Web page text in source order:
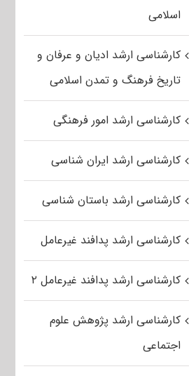
اسلامی
کارشناسی ارشد ادیان و عرفان و
تاریخ فرهنگ و تمدن اسلامی
کارشناسی ارشد امور فرهنگی
کارشناسی ارشد ایران شناسی
کارشناسی ارشد باستان شناسی
کارشناسی ارشد پدافند غیرعامل
کارشناسی ارشد پدافند غیرعامل ۲
کارشناسی ارشد پژوهش علوم
اجتماعی